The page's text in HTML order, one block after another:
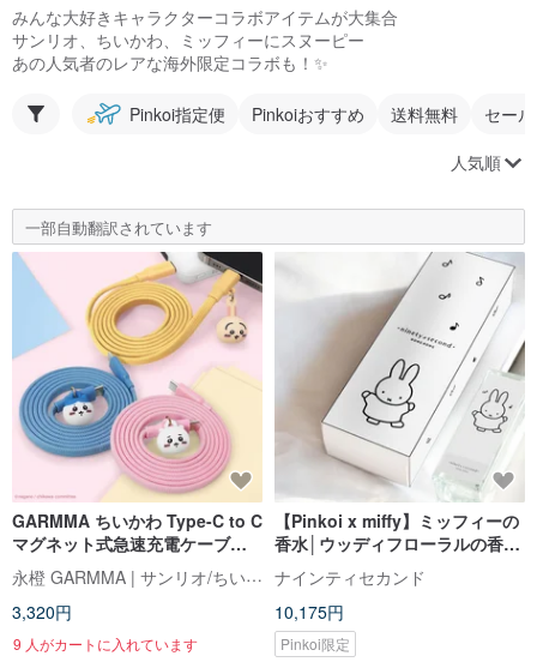
みんな大好きキャラクターコラボアイテムが大集合
サンリオ、ちいかわ、ミッフィーにスヌーピー
あの人気者のレアな海外限定コラボも！✨
Pinkoi指定便 Pinkoiおすすめ 送料無料 セー
人気順
一部自動翻訳されています
GARMMA ちいかわ Type-C to C
マグネット式急速充電ケーブル
120cm
永橙 GARMMA | サンリオ/ちいかわ/もふさんど/クレヨンしんちゃん 台湾正規ストア
3,320円
9 人がカートに入れています
【Pinkoi x miffy】ミッフィーの
香水│ウッディフローラルの香り
ナインティセカンド
10,175円
Pinkoi限定